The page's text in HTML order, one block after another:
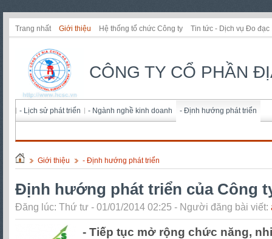
Trang nhất Giới thiệu Hệ thống tổ chức Công ty Tin tức - Dịch vụ Đo đạc
CÔNG TY CỔ PHẦN
- Lịch sử phát triển - Ngành nghề kinh doanh - Định hướng phát triển
Giới thiệu - Định hướng phát triển
Định hướng phát triển của Công
Đăng lúc: Thứ tư - 01/01/2014 02:25 - Người đăng bài viết:
- Tiếp tục mở rộng chức năng,